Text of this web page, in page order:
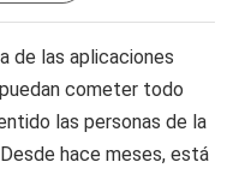
de las aplicaciones
cometer todo
las personas de la
hace meses, está